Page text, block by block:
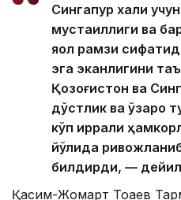
Сингапур халқи
мустақиллиги ва
яққол рамзи
эга эканлигини
Қозоғистон ва
дўстлик ва ўзаро
кўп қиррали
йўлида
билдирди, —
Қасим-Жомарт Тоқаев